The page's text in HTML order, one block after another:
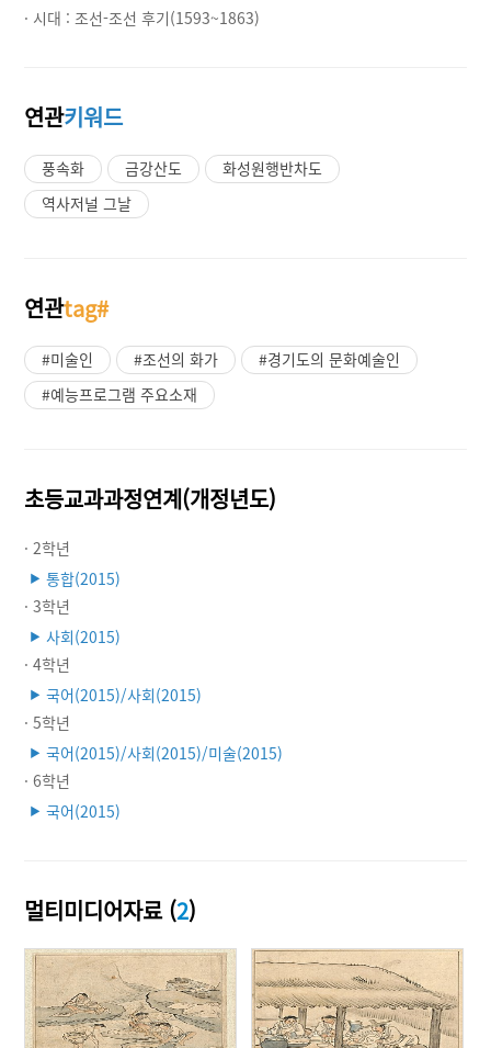
· 시대 :조선-조선 후기(1593~1863)
연관키워드
풍속화 금강산도
화성원행반차도
역사저널 그날
연관tag#
#미술인 #조선의 화가
#경기도의 문화예술인
#예능프로그램 주요소재
초등교과과정연계(개정년도)
· 2학년
▶ 통합(2015)
· 3학년
▶ 사회(2015)
· 4학년
▶ 국어(2015)/사회(2015)
· 5학년
▶ 국어(2015)/사회(2015)/미술(2015)
· 6학년
▶ 국어(2015)
멀티미디어자료 (2)